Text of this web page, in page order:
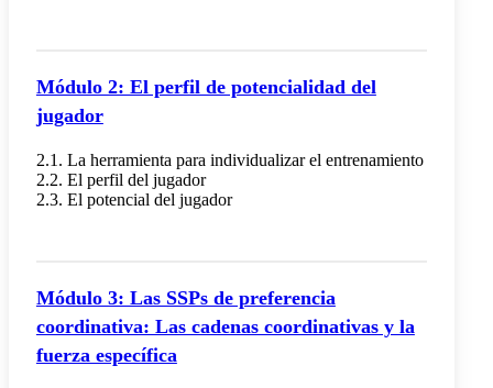
Módulo 2: El perfil de potencialidad del
jugador
2.1. La herramienta para individualizar el entrenamiento
2.2. El perfil del jugador
2.3. El potencial del jugador
Módulo 3: Las SSPs de preferencia
coordinativa: Las cadenas coordinativas y la
fuerza específica